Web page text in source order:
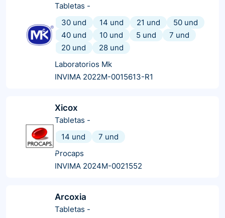
Tabletas -
30 und
14 und 21 und
50 und
40 und
10 und 5 und
7 und
20 und
28 und
Laboratorios Mk
INVIMA 2022M-0015613-R1
Xicox
Tabletas -
14 und
7 und
Procaps
INVIMA 2024M-0021552
Arcoxia
Tabletas -